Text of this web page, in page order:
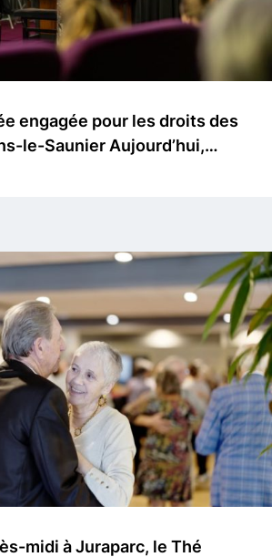
engagée pour les droits des
le-Saunier Aujourd’hui,…
midi à Juraparc, le Thé